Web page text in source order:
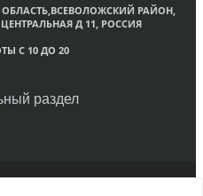
РАЙОН,
Д 11, РОССИЯ
С 10 ДО 20
раздел
книг «Супер Книги»